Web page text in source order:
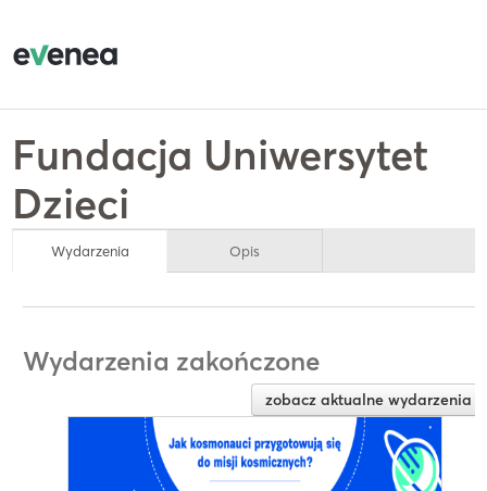
Fundacja Uniwersytet
Dzieci
Wydarzenia Opis
Wydarzenia zakończone
zobacz aktualne wydarzenia